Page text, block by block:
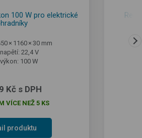
100 W pro elektrické
× 1160 × 30 mm
22,4 V
100 W
Kč s DPH
VÍCE NEŽ 5 KS
produktu